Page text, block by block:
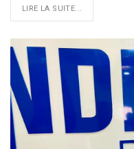
LIRE LA SUITE...